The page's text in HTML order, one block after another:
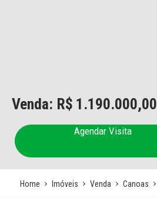
Venda: R$ 1.190.000,00
Agendar Visita
Home Imóveis Venda Canoas